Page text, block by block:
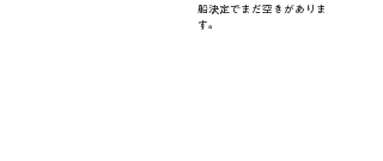
船決定でまだ空きがありま
す。